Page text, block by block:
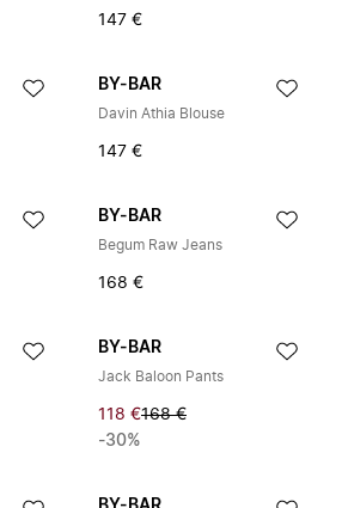
147 €
BY-BAR
Davin Athia Blouse
147 €
BY-BAR
Begum Raw Jeans
168 €
BY-BAR
Jack Baloon Pants
118 €168 €
-30%